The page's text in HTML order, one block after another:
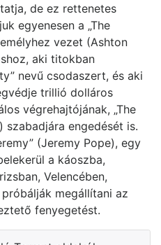
de ez rettenetes
egyenesen a „The
vezet (Ashton
aki titokban
nevű csodaszert, és aki
trillió dolláros
végrehajtójának, „The
szabadjára engedését is.
(Jeremy Pope), egy
a káoszba,
Velencében,
megállítani az
fenyegetést.